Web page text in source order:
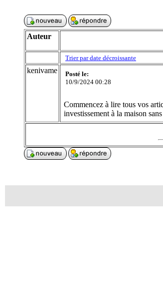
Auteur
Trier par date décroissante
kenivame
Posté le:
10/9/2024 00:28
Commencez à lire tous vos
investissement à la maison